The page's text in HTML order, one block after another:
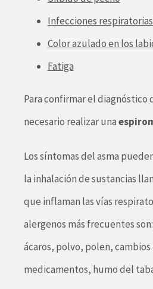
Infecciones
Color azulado en los
Fatiga
Para confirmar el diagnóstico
necesario realizar una
Los síntomas del asma
la inhalación de sustancias
que inflaman las vías
alergenos más frecuentes
ácaros, polvo, polen,
medicamentos, humo del